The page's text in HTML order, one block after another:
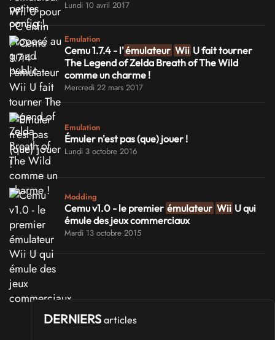
Lundi 10 avril 2017
Emulation
Cemu 1.7.4 - l'émulateur Wii U fait tourner
The Legend of Zelda Breath of The Wild
comme un charme !
Mercredi 22 mars 2017
Emulation
Émuler n'est pas (que) jouer !
Lundi 3 octobre 2016
Modding
Cemu v1.0 - le premier émulateur Wii U qui
émule des jeux commerciaux
Mardi 13 octobre 2015
DERNIERS articles